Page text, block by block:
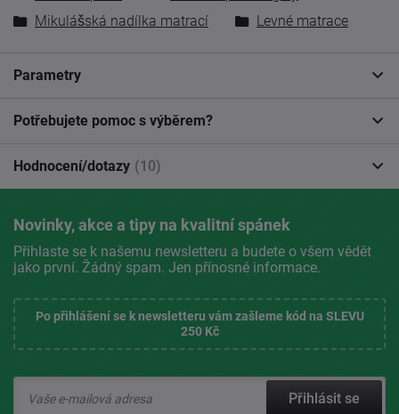
Mikulášská nadílka matrací
Levné matrace
Parametry
Potřebujete pomoc s výběrem?
Hodnocení/dotazy (10)
Novinky, akce a tipy na kvalitní spánek
Přihlaste se k našemu newsletteru a budete o všem vědět
jako první. Žádný spam. Jen přínosné informace.
Po přihlášení se k newsletteru vám zašleme kód na SLEVU
250 Kč
Přihlásit se